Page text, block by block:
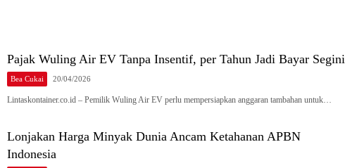
Pajak Wuling Air EV Tanpa Insentif, per Tahun Jadi Bayar Segini
Bea Cukai 20/04/2026
Lintaskontainer.co.id – Pemilik Wuling Air EV perlu mempersiapkan anggaran tambahan untuk…
Lonjakan Harga Minyak Dunia Ancam Ketahanan APBN
Indonesia